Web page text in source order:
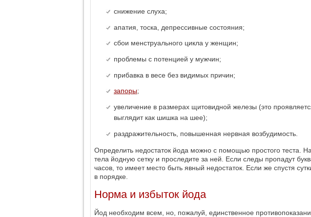
снижение слуха;
апатия, тоска, депрессивные состояния;
сбои менструального цикла у женщин;
проблемы с потенцией у мужчин;
прибавка в весе без видимых причин;
запоры;
увеличение в размерах щитовидной железы (это
выглядит как шишка на шее);
раздражительность, повышенная нервная возбудимость.
Определить недостаток йода можно с помощью простого теста.
тела йодную сетку и проследите за ней. Если следы пропадут
часов, то имеет место быть явный недостаток. Если же спустя
в порядке.
Норма и избыток йода
Йод необходим всем, но, пожалуй, единственное